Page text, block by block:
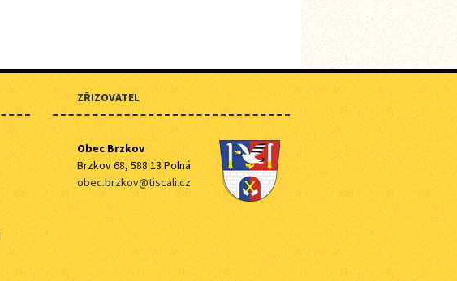
ZŘIZOVATEL
Obec Brzkov
Brzkov 68, 588 13 Polná
obec.brzkov@tiscali.cz